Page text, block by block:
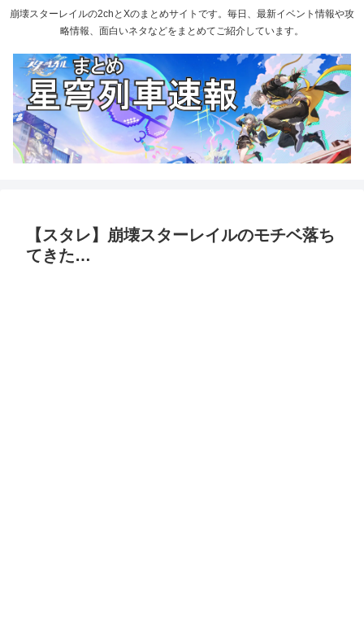
崩壊スターレイルの2chとXのまとめサイトです。毎日、最新イベント情報や攻
略情報、面白いネタなどをまとめてご紹介しています。
【スタレ】崩壊スターレイルのモチベ落ち
てきた…